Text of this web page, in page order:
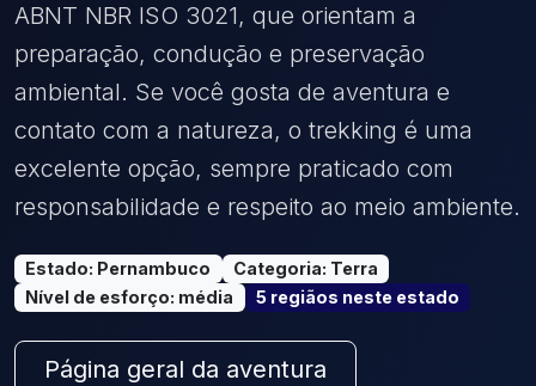
ABNT NBR ISO 3021, que orientam a
preparação, condução e preservação
ambiental. Se você gosta de aventura e
contato com a natureza, o trekking é uma
excelente opção, sempre praticado com
responsabilidade e respeito ao meio ambiente.
Estado: Pernambuco Categoria: Terra
Nível de esforço: média 5 regiãos neste estado
Página geral da aventura